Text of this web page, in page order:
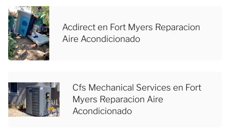
Acdirect en Fort Myers Reparacion
Aire Acondicionado
Cfs Mechanical Services en Fort
Myers Reparacion Aire
Acondicionado